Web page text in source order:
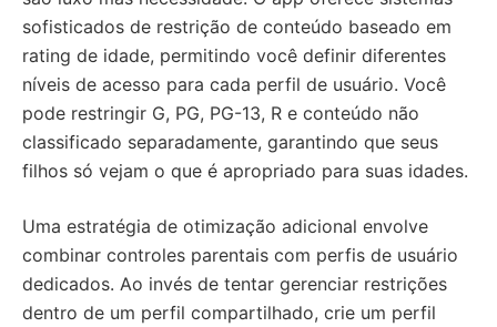
sofisticados de restrição de conteúdo baseado em
rating de idade, permitindo você definir diferentes
níveis de acesso para cada perfil de usuário. Você
pode restringir G, PG, PG-13, R e conteúdo não
classificado separadamente, garantindo que seus
filhos só vejam o que é apropriado para suas idades.
Uma estratégia de otimização adicional envolve
combinar controles parentais com perfis de usuário
dedicados. Ao invés de tentar gerenciar restrições
dentro de um perfil compartilhado, crie um perfil